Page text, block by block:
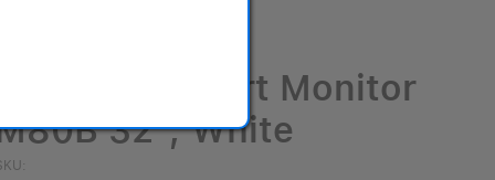
Samsung Smart Monitor
32", White